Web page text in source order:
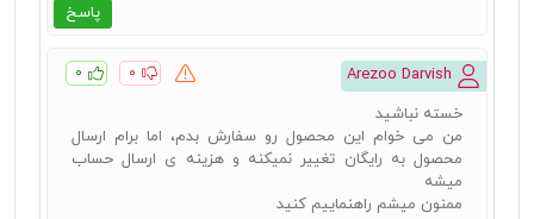
پاسخ
۰ ۰
خسته نباشید
من می خوام این محصول رو سفارش بدم، اما برام ارسال
محصول به رایگان تغییر نمیکنه و هزینه ی ارسال حساب
میشه
ممنون میشم راهنماییم کنید